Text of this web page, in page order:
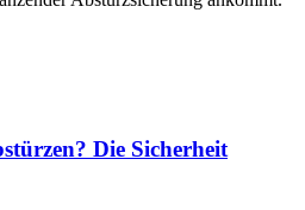
Die Sicherheit